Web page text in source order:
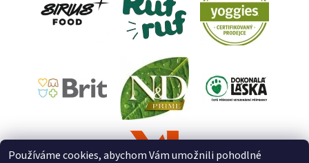
Používáme cookies, abychom Vám umožnili pohodlné